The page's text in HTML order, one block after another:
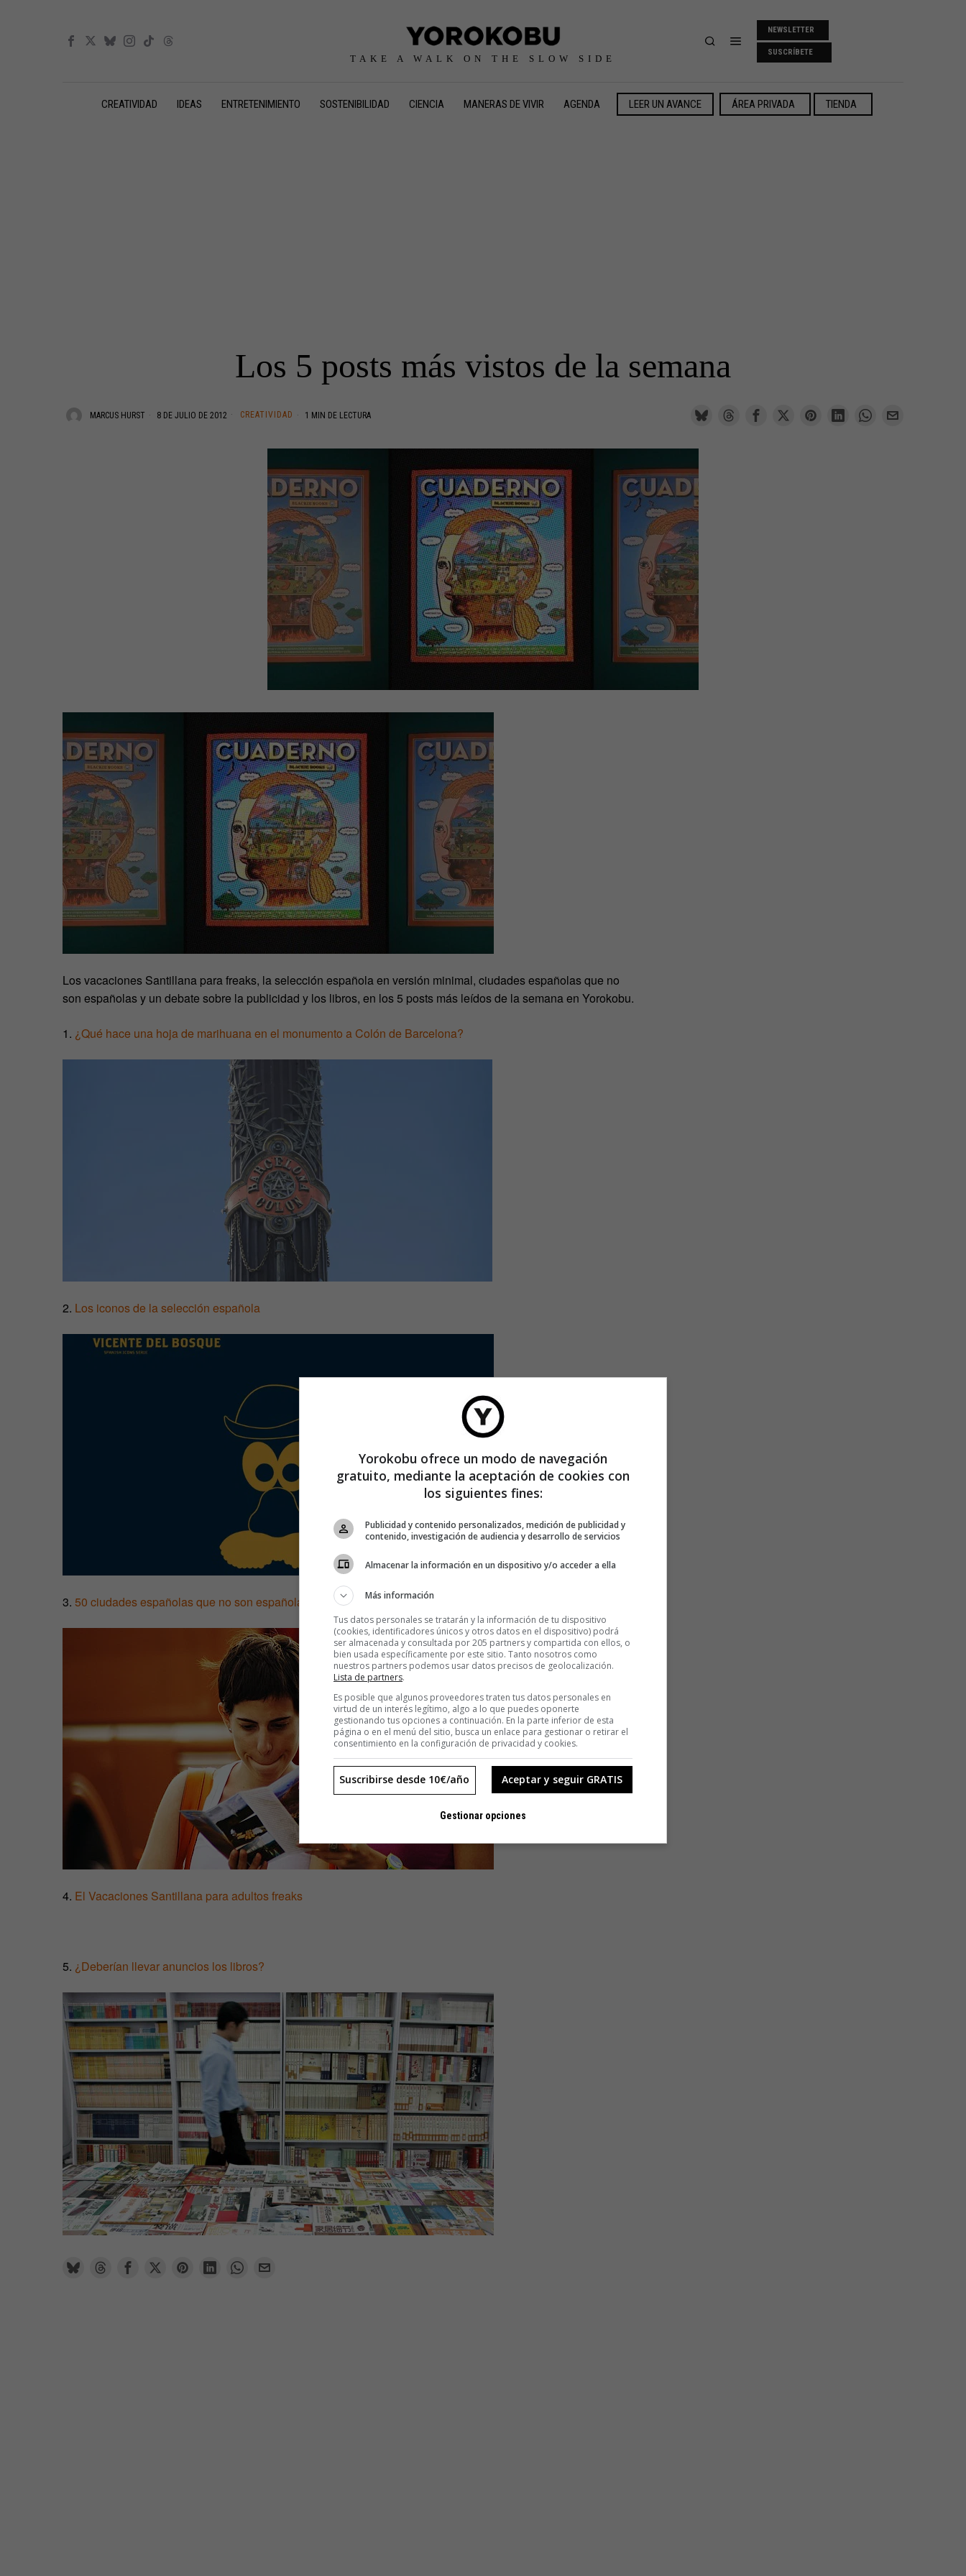
TAKE A WALK ON THE SLOW SIDE
NEWSLETTER
SUSCRÍBETE
CREATIVIDAD IDEAS ENTRETENIMIENTO SOSTENIBILIDAD CIENCIA MANERAS DE VIVIR AGENDA LEER UN AVANCE ÁREA PRIVADA TIENDA
Los 5 posts más vistos de la semana
MARCUS HURST 8 DE JULIO DE 2012 CREATIVIDAD 1 MIN DE LECTURA
Los vacaciones Santillana para freaks, la selección española en versión minimal, ciudades españolas que no
son españolas y un debate sobre la publicidad y los libros, en los 5 posts más leídos de la semana en Yorokobu.
1. ¿Qué hace una hoja de marihuana en el monumento a Colón de Barcelona?
2. Los iconos de la selección española
3. 50 ciudades españolas que no son españolas
4. El Vacaciones Santillana para adultos freaks
5. ¿Deberían llevar anuncios los libros?
Yorokobu ofrece un modo de navegación
gratuito, mediante la aceptación de cookies con
los siguientes fines:
Publicidad y contenido personalizados, medición de publicidad y
contenido, investigación de audiencia y desarrollo de servicios
Almacenar la información en un dispositivo y/o acceder a ella
Más información
Tus datos personales se tratarán y la información de tu dispositivo
(cookies, identificadores únicos y otros datos en el dispositivo) podrá
ser almacenada y consultada por 205 partners y compartida con ellos, o
bien usada específicamente por este sitio. Tanto nosotros como
nuestros partners podemos usar datos precisos de geolocalización.
Lista de partners.
Es posible que algunos proveedores traten tus datos personales en
virtud de un interés legítimo, algo a lo que puedes oponerte
gestionando tus opciones a continuación. En la parte inferior de esta
página o en el menú del sitio, busca un enlace para gestionar o retirar el
consentimiento en la configuración de privacidad y cookies.
Aceptar y seguir GRATIS
Suscribirse desde 10€/año
Gestionar opciones